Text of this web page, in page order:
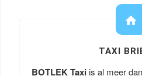
TAXI
BOTLEK Taxi is al meer